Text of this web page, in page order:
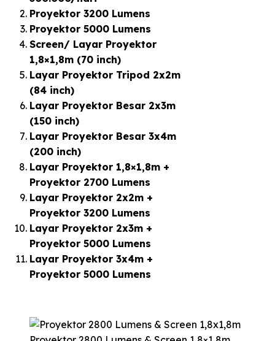
Proyektor 3200 Lumens
Proyektor 5000 Lumens
Screen/ Layar Proyektor
1,8×1,8m (70 inch)
Layar Proyektor Tripod 2x2m
(84 inch)
Layar Proyektor Besar 2x3m
(150 inch)
Layar Proyektor Besar 3x4m
(200 inch)
Layar Proyektor 1,8×1,8m +
Proyektor 2700 Lumens
Layar Proyektor 2x2m +
Proyektor 3200 Lumens
Layar Proyektor 2x3m +
Proyektor 5000 Lumens
Layar Proyektor 3x4m +
Proyektor 5000 Lumens